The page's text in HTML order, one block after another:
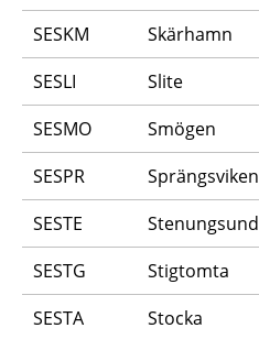
SESKM
Skärhamn
SESLI
Slite
SESMO
Smögen
SESPR
Sprängsviken
SESTE
Stenungsund
SESTG
Stigtomta
SESTA
Stocka